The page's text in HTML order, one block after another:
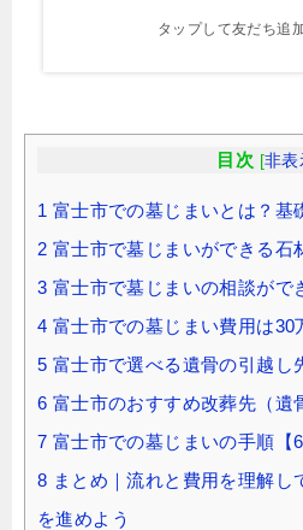
タップして友だち追
目次 [非表
1 富士市での墓じまいとは？基
2 富士市で墓じまいができる石
3 富士市で墓じまいの相談がで
4 富士市での墓じまい費用は30
5 富士市で選べる遺骨の引越し
6 富士市のおすすめ改葬先（遺
7 富士市での墓じまいの手順【6
8 まとめ｜流れと費用を理解し
を進めよう